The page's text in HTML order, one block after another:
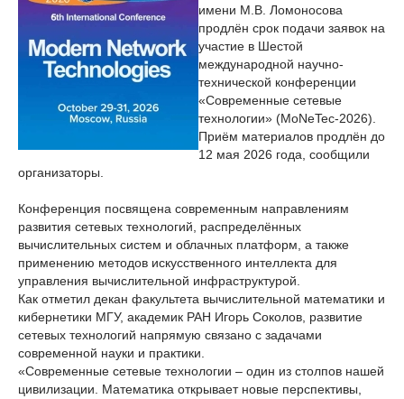
имени М.В. Ломоносова
продлён срок подачи заявок на
участие в Шестой
международной научно-
технической конференции
«Современные сетевые
технологии» (MoNeTec-2026).
Приём материалов продлён до
12 мая 2026 года, сообщили
организаторы.
Конференция посвящена современным направлениям
развития сетевых технологий, распределённых
вычислительных систем и облачных платформ, а также
применению методов искусственного интеллекта для
управления вычислительной инфраструктурой.
Как отметил декан факультета вычислительной математики и
кибернетики МГУ, академик РАН Игорь Соколов, развитие
сетевых технологий напрямую связано с задачами
современной науки и практики.
«Современные сетевые технологии – один из столпов нашей
цивилизации. Математика открывает новые перспективы,